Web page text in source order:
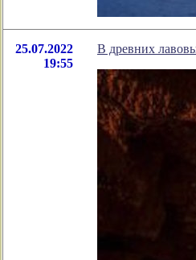
25.07.2022
19:55
В древних